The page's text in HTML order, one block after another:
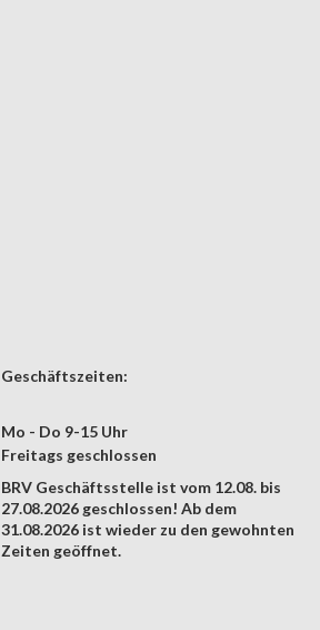
Geschäftszeiten:
Mo - Do 9-15 Uhr
Freitags geschlossen
BRV Geschäftsstelle ist vom 12.08. bis
27.08.2026 geschlossen! Ab dem
31.08.2026 ist wieder zu den gewohnten
Zeiten geöffnet.